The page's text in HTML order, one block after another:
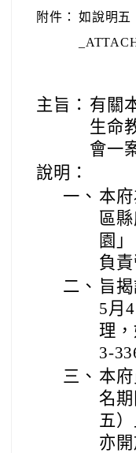
附件： 如說明五
主旨： 有關
生命
會一
說明：
一、 本
區
園
負責
二、 旨
5月
理
3-
三、 本
名
五
亦